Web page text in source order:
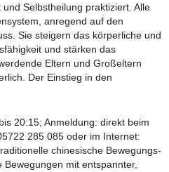
Selbstheilung praktiziert. Alle
anregend auf den
Sie steigern das körperliche und
und stärken das
Eltern und Großeltern
Der Einstieg in den
20:15; Anmeldung: direkt beim
285 085 oder im Internet:
chinesische Bewegungs-
mit entspannter,